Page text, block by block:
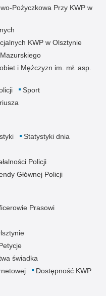
Pożyczkowa Przy KWP w
KWP w Olsztynie
i Mężczyzn im. mł. asp.
Sport
Statystyki dnia
Policji
Głównej Policji
Prasowi
świadka
Dostępność KWP